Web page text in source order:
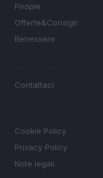
People
Offerte&Consigli
Benessere
Contattaci
Cookie Policy
Privacy Policy
Note legali